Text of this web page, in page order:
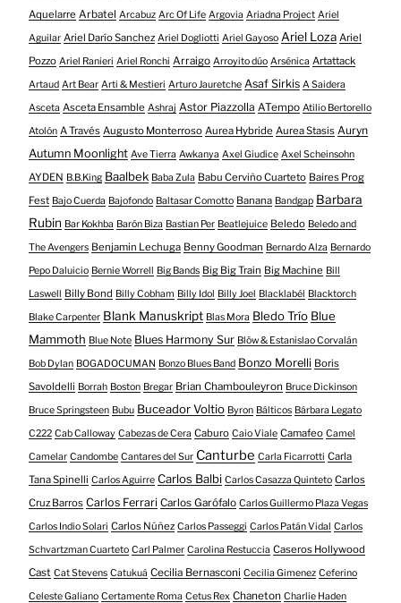
Aquelarre Arbatel Arcabuz Arc Of Life Argovia Ariadna Project Ariel
Aguilar Ariel Darío Sanchez Ariel Dogliotti Ariel Gayoso Ariel Loza Ariel
Pozzo Ariel Ranieri Ariel Ronchi Arraigo Arroyito dúo Arsénica Artattack
Artaud Art Bear Arti & Mestieri Arturo Jauretche Asaf Sirkis A Saidera
Asceta Asceta Ensamble Ashraj Astor Piazzolla ATempo Atilio Bertorello
Atolón A Través Augusto Monterroso Aurea Hybride Aurea Stasis Auryn
Autumn Moonlight Ave Tierra Awkanya Axel Giudice Axel Scheinsohn
AYDEN B.B.King Baalbek Baba Zula Babu Cerviño Cuarteto Baires Prog
Fest Bajo Cuerda Bajofondo Baltasar Comotto Banana Bandgap Barbara
Rubin Bar Kokhba Barón Biza Bastian Per Beatlejuice Beledo Beledo and
The Avengers Benjamin Lechuga Benny Goodman Bernardo Alza Bernardo
Pepo Daluicio Bernie Worrell Big Bands Big Big Train Big Machine Bill
Laswell Billy Bond Billy Cobham Billy Idol Billy Joel Blacklabél Blacktorch
Blake Carpenter Blank Manuskript Blas Mora Bledo Trío Blue
Mammoth Blue Note Blues Harmony Sur Blöw & Estanislao Corvalán
Bob Dylan BOGADOCUMAN Bonzo Blues Band Bonzo Morelli Boris
Savoldelli Borrah Boston Bregar Brian Chambouleyron Bruce Dickinson
Bruce Springsteen Bubu Buceador Voltio Byron Bálticos Bárbara Legato
C222 Cab Calloway Cabezas de Cera Caburo Caio Viale Camafeo Camel
Camelar Candombe Cantares del Sur Canturbe Carla Ficarrotti Carla
Tana Spinelli Carlos Aguirre Carlos Balbi Carlos Casazza Quinteto Carlos
Cruz Barros Carlos Ferrari Carlos Garófalo Carlos Guillermo Plaza Vegas
Carlos Indio Solari Carlos Núñez Carlos Passeggi Carlos Patán Vidal Carlos
Schvartzman Cuarteto Carl Palmer Carolina Restuccia Caseros Hollywood
Cast Cat Stevens Catukuá Cecilia Bernasconi Cecilia Gimenez Ceferino
Celeste Galiano Certamente Roma Cetus Rex Chaneton Charlie Haden